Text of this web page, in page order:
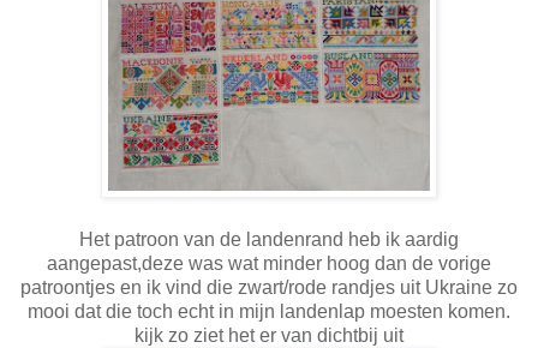
Het patroon van de landenrand heb ik aardig
aangepast,deze was wat minder hoog dan de vorige
patroontjes en ik vind die zwart/rode randjes uit Ukraine zo
mooi dat die toch echt in mijn landenlap moesten komen.
kijk zo ziet het er van dichtbij uit